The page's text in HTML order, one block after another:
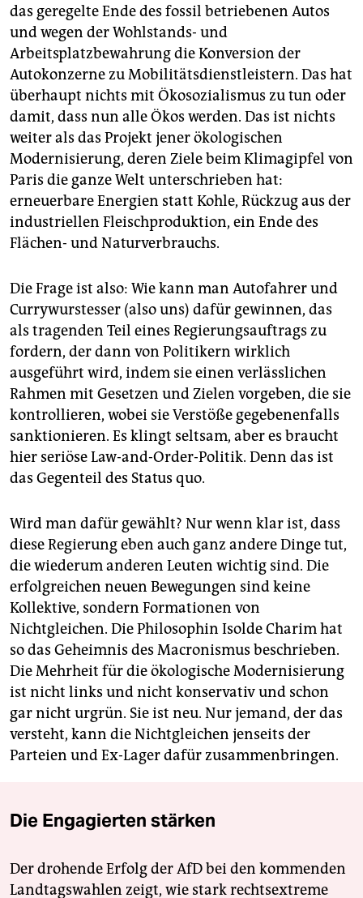
das geregelte Ende des fossil betriebenen Autos
und wegen der Wohlstands- und
Arbeitsplatzbewahrung die Konversion der
Autokonzerne zu Mobilitätsdienstleistern. Das hat
überhaupt nichts mit Ökoso­zialismus zu tun oder
damit, dass nun alle Ökos werden. Das ist nichts
weiter als das Projekt jener ökologischen
Modernisierung, deren Ziele beim Klimagipfel von
Paris die ganze Welt unterschrieben hat:
erneuerbare Energien statt Kohle, Rückzug aus der
industriellen Fleischproduktion, ein Ende des
Flächen- und Naturverbrauchs.
Die Frage ist also: Wie kann man Autofahrer und
Currywurstesser (also uns) dafür gewinnen, das
als tragenden Teil eines Regierungsauftrags zu
fordern, der dann von Politikern wirklich
ausgeführt wird, indem sie einen verlässlichen
Rahmen mit Gesetzen und Zielen vorgeben, die sie
kontrollieren, wobei sie Verstöße gegebenenfalls
sank­tionieren. Es klingt seltsam, aber es braucht
hier seriöse Law-and-Order-Politik. Denn das ist
das Gegenteil des Status quo.
Wird man dafür gewählt? Nur wenn klar ist, dass
diese Regierung eben auch ganz andere Dinge tut,
die wiederum anderen Leuten wichtig sind. Die
erfolgreichen neuen Bewegungen sind keine
Kollektive, sondern Formationen von
Nichtgleichen. Die Philosophin Isolde Charim hat
so das Geheimnis des Macronismus beschrieben.
Die Mehrheit für die ökologische Modernisierung
ist nicht links und nicht konservativ und schon
gar nicht urgrün. Sie ist neu. Nur jemand, der das
versteht, kann die Nichtgleichen jenseits der
Parteien und Ex-Lager dafür zusammenbringen.
Die Engagierten stärken
Der drohende Erfolg der AfD bei den kommenden
Landtagswahlen zeigt, wie stark rechtsextreme